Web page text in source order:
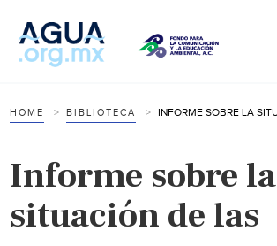
HOME BIBLIOTECA
Informe sobre la
situación de las